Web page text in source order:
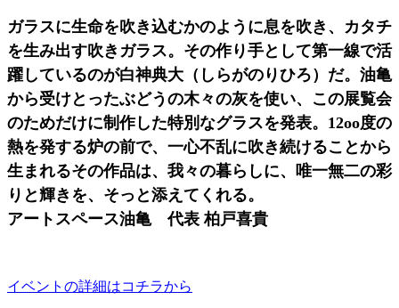
ガラスに生命を吹き込むかのように息を吹き、カタチ
を生み出す吹きガラス。その作り手として第一線で活
躍しているのが白神典大（しらがのりひろ）だ。油亀
から受けとったぶどうの木々の灰を使い、この展覧会
のためだけに制作した特別なグラスを発表。12oo度の
熱を発する炉の前で、一心不乱に吹き続けることから
生まれるその作品は、我々の暮らしに、唯一無二の彩
りと輝きを、そっと添えてくれる。
アートスペース油亀 代表 柏戸喜貴
イベントの詳細はコチラから